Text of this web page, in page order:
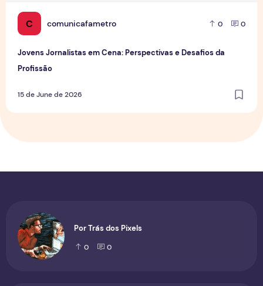
C comunicafametro 0 0
Jovens Jornalistas em Cena: Perspectivas e Desafios da
Profissão
15 de June de 2026
Por Trás dos Pixels
0 0